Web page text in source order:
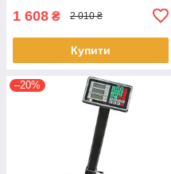
1 608 ₴ 2 010 ₴
Купити
–20%